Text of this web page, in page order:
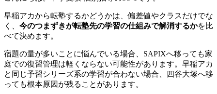
早稲アカから転塾するかどうかは、偏差値やクラスだけでな
く、 今のつまずきが転塾先の学習の仕組みで解消するかを比
べて決めます。
宿題の量が多いことに悩んでいる場合、SAPIXへ移っても家
庭での復習管理は軽くならない可能性があります。早稲アカ
と同じ予習シリーズ系の学習が合わない場合、四谷大塚へ移
っても根本原因が残ることがあります。